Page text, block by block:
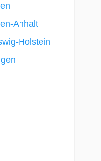
Anhalt
Holstein